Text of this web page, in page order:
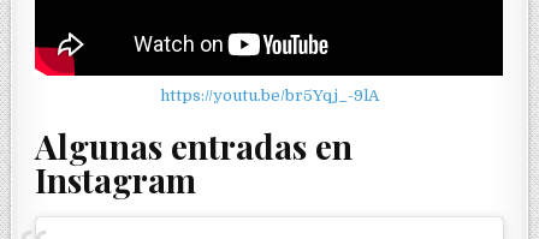
https://youtu.be/br5Yqj_-9lA
Algunas entradas en
Instagram